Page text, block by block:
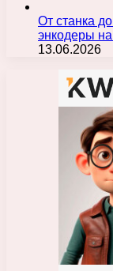
От станка
энкодеры
13.06.2026